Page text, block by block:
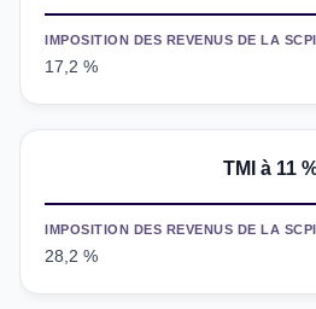
IMPOSITION DES REVENUS DE LA
17,2 %
TMI à 11
IMPOSITION DES REVENUS DE LA
28,2 %